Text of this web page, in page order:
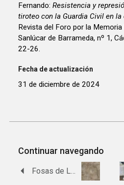
Fernando:Resistencia y
tiroteo con la Guardia Civil en
Revista del Foro por la
Sanlúcar de Barrameda, nº 1,
22-26.
Fecha de actualización
31 de diciembre de 2024
Continuar navegando
Fosas de Lopera